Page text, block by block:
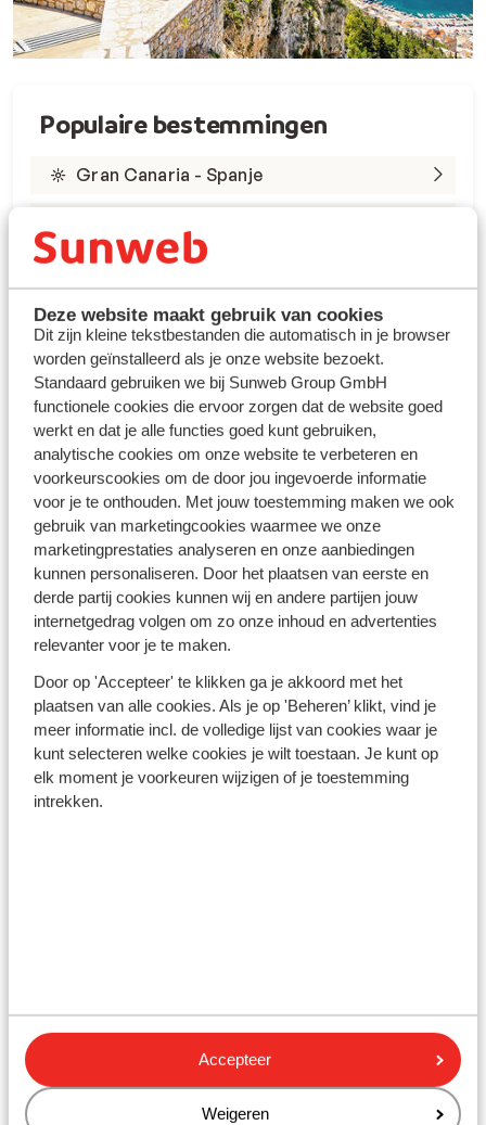
Deze website maakt gebruik van cookies
Dit zijn kleine tekstbestanden die automatisch in je browser
worden geïnstalleerd als je onze website bezoekt.
Standaard gebruiken we bij Sunweb Group GmbH
functionele cookies die ervoor zorgen dat de website goed
werkt en dat je alle functies goed kunt gebruiken,
analytische cookies om onze website te verbeteren en
voorkeurscookies om de door jou ingevoerde informatie
voor je te onthouden. Met jouw toestemming maken we ook
gebruik van marketingcookies waarmee we onze
marketingprestaties analyseren en onze aanbiedingen
kunnen personaliseren. Door het plaatsen van eerste en
derde partij cookies kunnen wij en andere partijen jouw
internetgedrag volgen om zo onze inhoud en advertenties
relevanter voor je te maken.
Door op 'Accepteer' te klikken ga je akkoord met het
plaatsen van alle cookies. Als je op 'Beheren’ klikt, vind je
meer informatie incl. de volledige lijst van cookies waar je
kunt selecteren welke cookies je wilt toestaan. Je kunt op
elk moment je voorkeuren wijzigen of je toestemming
intrekken.
Accepteer
Weigeren
Populaire bestemmingen
Gran Canaria - Spanje
Lanzarote - Spanje
Marsa Alam - Egypte
Rode Zee - Egypte
Kreta - Griekenland
Rhodos - Griekenland
Turkse Riviera - Turkije
Winterzon Egypte: all-in
vanaf €599 p.p.
Bekijk deals
Bekijk onze unieke toplocaties